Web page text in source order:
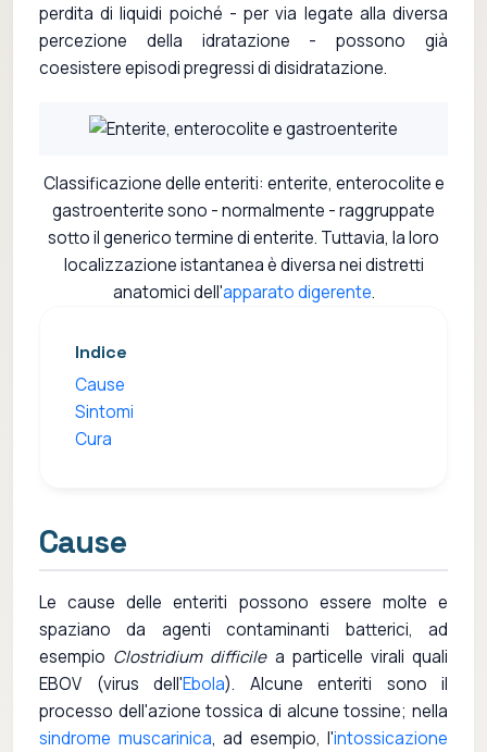
perdita di liquidi poiché - per via legate alla diversa
percezione della idratazione - possono già
coesistere episodi pregressi di disidratazione.
Classificazione delle enteriti: enterite, enterocolite e
gastroenterite sono - normalmente - raggruppate
sotto il generico termine di enterite. Tuttavia, la loro
localizzazione istantanea è diversa nei distretti
anatomici dell'apparato digerente.
Indice
Cause
Sintomi
Cura
Cause
Le cause delle enteriti possono essere molte e
spaziano da agenti contaminanti batterici, ad
esempio Clostridium difficilea particelle virali quali
EBOV (virus dell'Ebola). Alcune enteriti sono il
processo dell'azione tossica di alcune tossine; nella
sindrome muscarinica, ad esempio, l'intossicazione